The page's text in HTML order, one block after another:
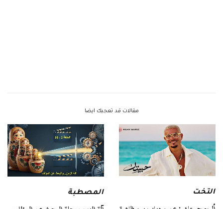
مقالات قد تعجبك ايضا
التخت المصطبة